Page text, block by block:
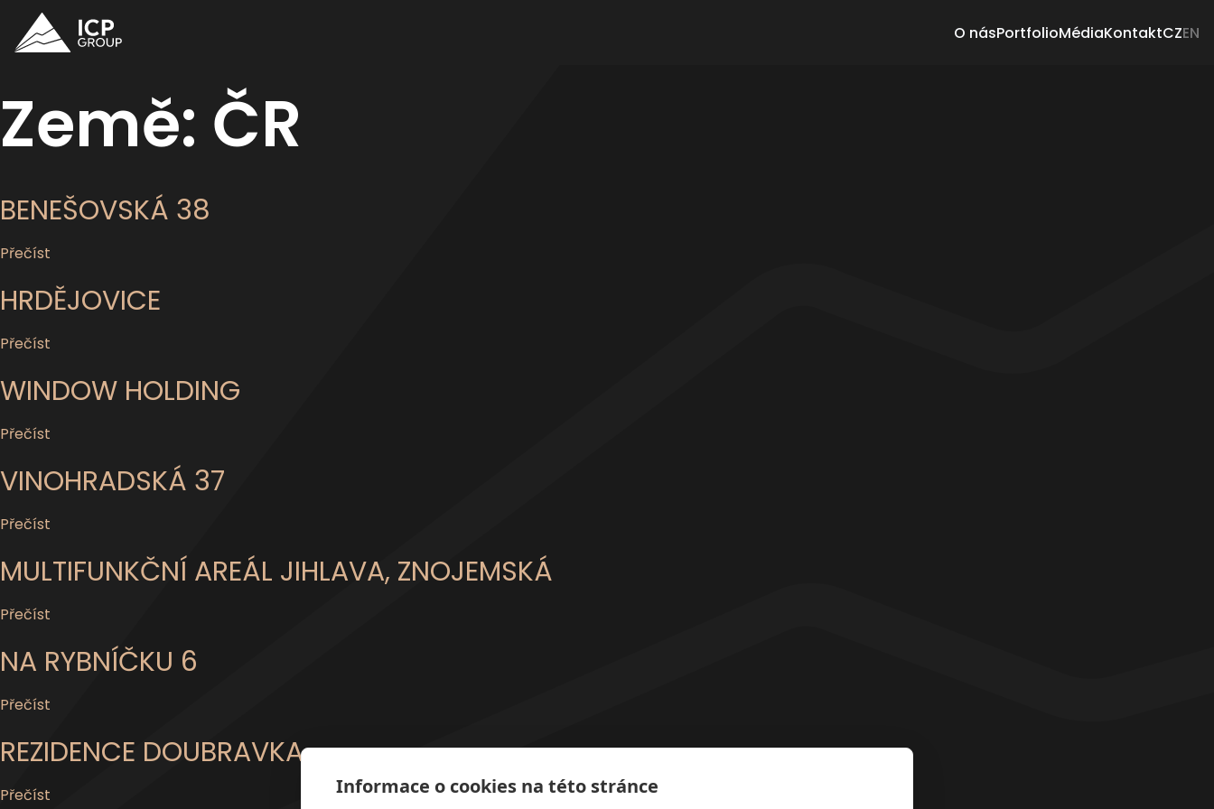
O násPortfolioMédiaKontaktCZEN
Země: ČR
BENEŠOVSKÁ 38
Přečíst
HRDĚJOVICE
Přečíst
WINDOW HOLDING
Přečíst
VINOHRADSKÁ 37
Přečíst
MULTIFUNKČNÍ AREÁL JIHLAVA, ZNOJEMSKÁ
Přečíst
NA RYBNÍČKU 6
Přečíst
REZIDENCE DOUBRAVKA
Přečíst Informace o cookies na této stránce